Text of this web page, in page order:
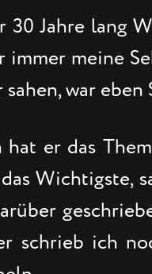
30 Jahre lang
immer meine
war
hat er das
Wichtigste,
schrieb ich